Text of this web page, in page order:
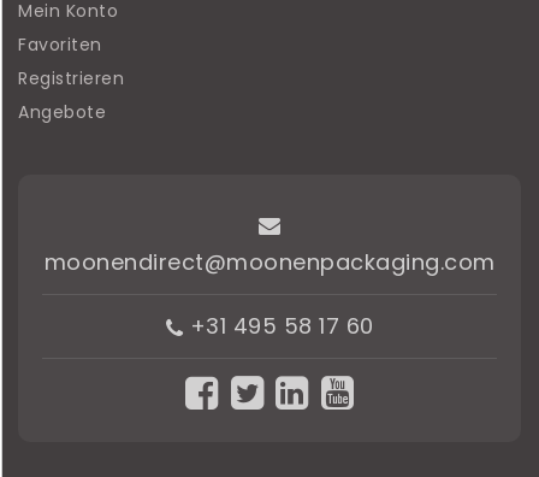
Mein Konto
Favoriten
Registrieren
Angebote
moonendirect@moonenpackaging.com
+31 495 58 17 60